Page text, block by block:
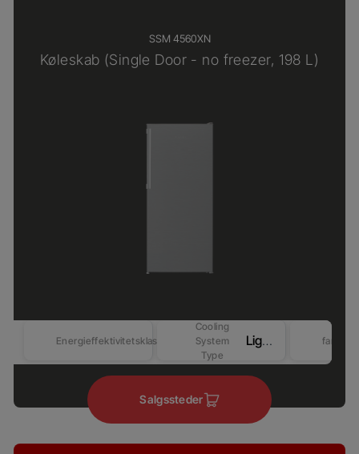
SSM 4560XN
Køleskab (Single Door - no freezer, 198 L)
Energieffektivitetsklasse
Cooling
System
Type
LightFrost farver
Salgssteder